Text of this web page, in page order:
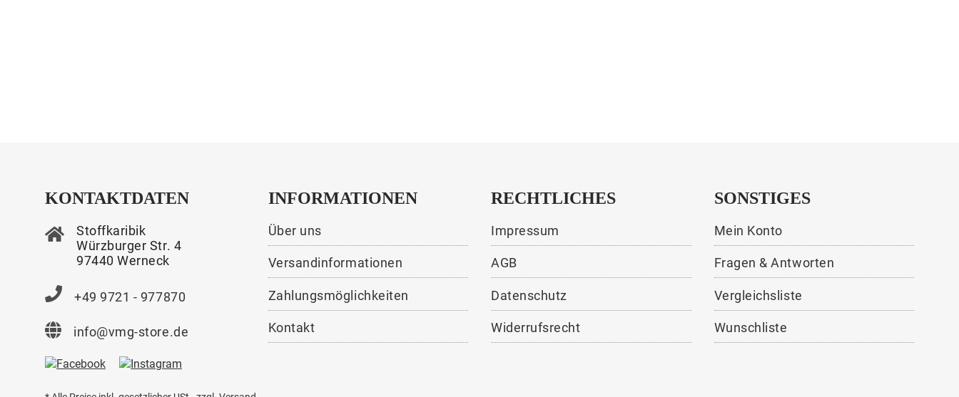
KONTAKTDATEN
Stoffkaribik
Würzburger Str. 4
97440 Werneck
+49 9721 - 977870
info@vmg-store.de
INFORMATIONEN
Über uns
Versandinformationen
Zahlungsmöglichkeiten
Kontakt
RECHTLICHES
Impressum
AGB
Datenschutz
Widerrufsrecht
SONSTIGES
Mein Konto
Fragen & Antworten
Vergleichsliste
Wunschliste